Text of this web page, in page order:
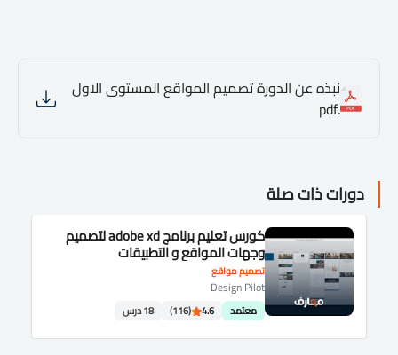
نبذه عن الدورة تصميم المواقع المستوى الاول
.pdf
دورات ذات صلة
تصميم مواقع
كورس تعليم برنامج adobe xd لتصميم
وجهات المواقع و التطبيقات
Design Pilot
معتمد 4.6
(116) 18 درس